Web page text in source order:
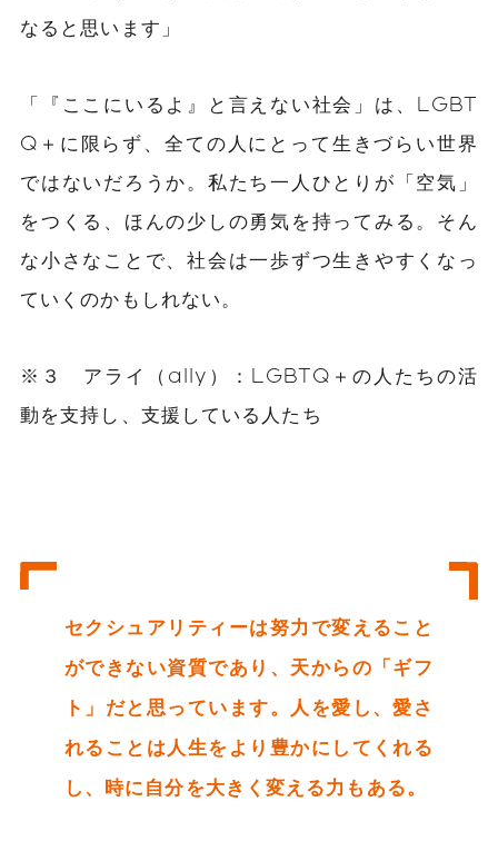
なると思います」
「『ここにいるよ』と言えない社会」は、LGBT
Q＋に限らず、全ての人にとって生きづらい世界
ではないだろうか。私たち一人ひとりが「空気」
をつくる、ほんの少しの勇気を持ってみる。そん
な小さなことで、社会は一歩ずつ生きやすくなっ
ていくのかもしれない。
※３ アライ（ally）：LGBTQ＋の人たちの活
動を支持し、支援している人たち
セクシュアリティーは努力で変えること
ができない資質であり、天からの「ギフ
ト」だと思っています。人を愛し、愛さ
れることは人生をより豊かにしてくれる
し、時に自分を大きく変える力もある。